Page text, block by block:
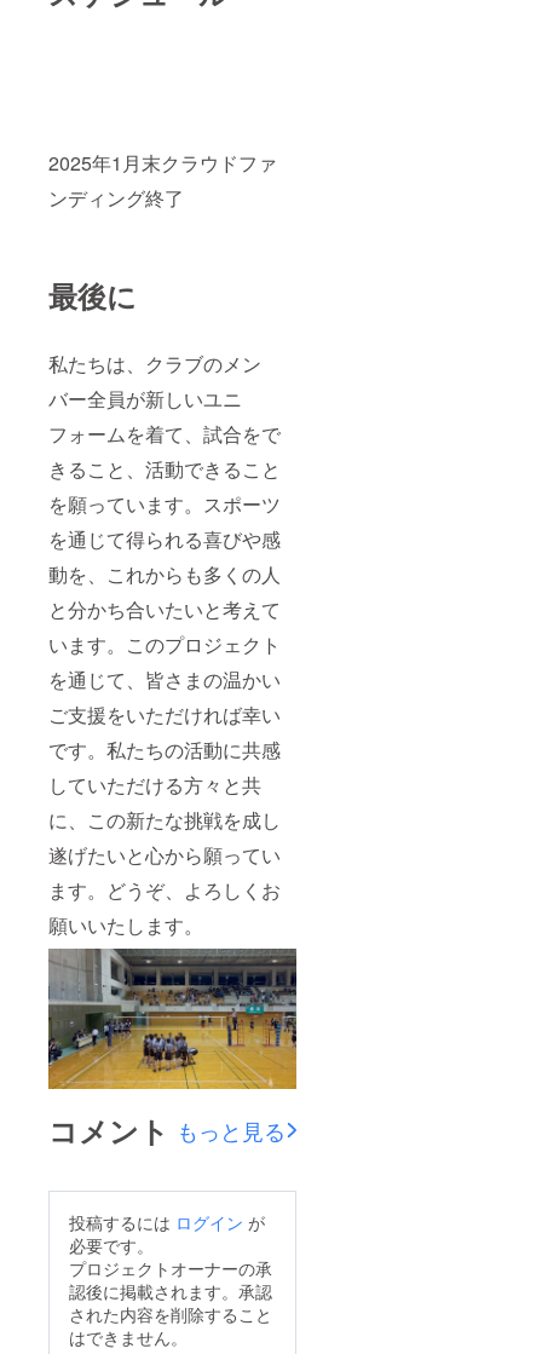
2025年1月末クラウドファ
ンディング終了
最後に
私たちは、クラブのメン
バー全員が新しいユニ
フォームを着て、試合をで
きること、活動できること
を願っています。スポーツ
を通じて得られる喜びや感
動を、これからも多くの人
と分かち合いたいと考えて
います。このプロジェクト
を通じて、皆さまの温かい
ご支援をいただければ幸い
です。私たちの活動に共感
していただける方々と共
に、この新たな挑戦を成し
遂げたいと心から願ってい
ます。どうぞ、よろしくお
願いいたします。
コメント もっと見る
投稿するには ログイン が
必要です。
プロジェクトオーナーの承
認後に掲載されます。承認
された内容を削除すること
はできません。